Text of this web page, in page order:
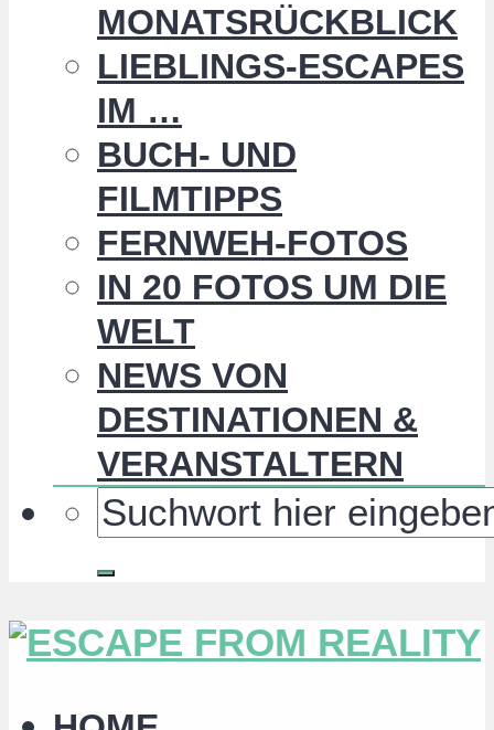
MONATSRÜCKBLICK
LIEBLINGS-ESCAPES
IM …
BUCH- UND
FILMTIPPS
FERNWEH-FOTOS
IN 20 FOTOS UM DIE
WELT
NEWS VON
DESTINATIONEN &
VERANSTALTERN